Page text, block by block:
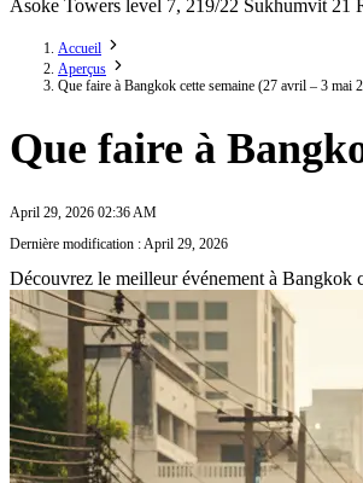
Asoke Towers level 7, 219/22 Sukhumvit 21
Accueil
Aperçus
Que faire à Bangkok cette semaine (27 avril – 3 mai
Que faire à
April 29, 2026 02:36 AM
Dernière modification : April 29, 2026
Découvrez le meilleur événement à Bangkok